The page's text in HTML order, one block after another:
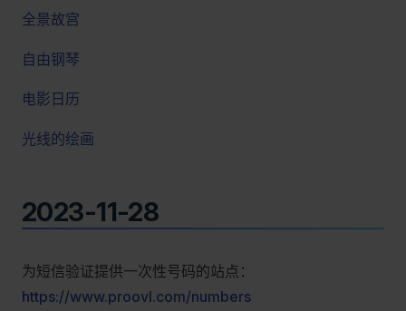
全景故宫
自由钢琴
电影日历
光线的绘画
2023-11-28
为短信验证提供一次性号码的站点：
https://www.proovl.com/numbers